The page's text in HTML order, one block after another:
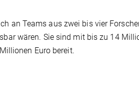
an Teams aus zwei bis vier
wären. Sie sind mit bis zu 14
Euro bereit.